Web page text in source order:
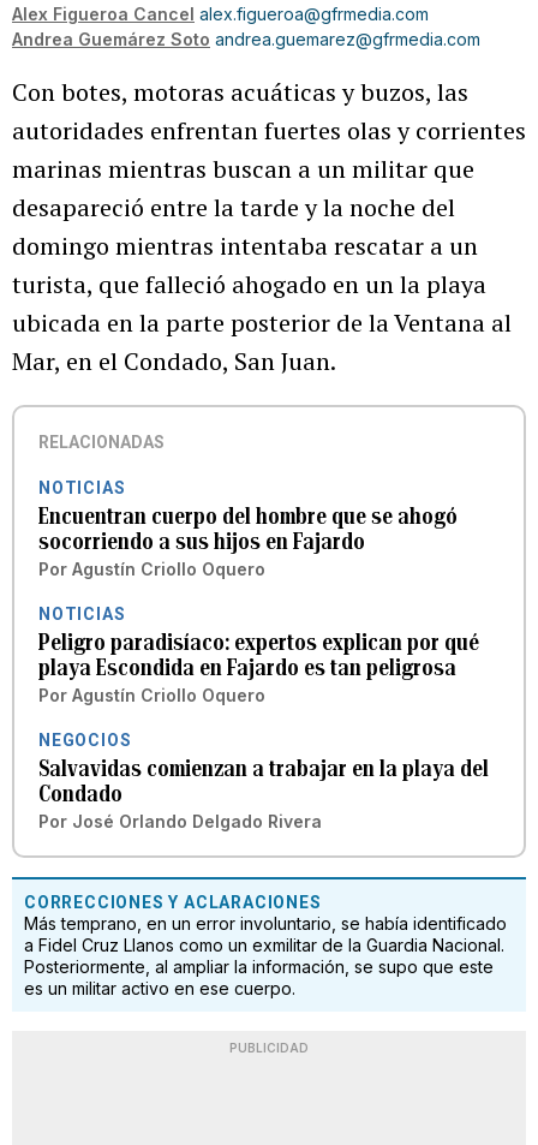
Alex Figueroa Cancel alex.figueroa@gfrmedia.com
Andrea Guemárez Soto andrea.guemarez@gfrmedia.com
Con botes, motoras acuáticas y buzos, las
autoridades enfrentan fuertes olas y corrientes
marinas mientras buscan a un militar que
desapareció entre la tarde y la noche del
domingo mientras intentaba rescatar a un
turista, que falleció ahogado en un la playa
ubicada en la parte posterior de la Ventana al
Mar, en el Condado, San Juan.
RELACIONADAS
NOTICIAS
Encuentran cuerpo del hombre que se ahogó
socorriendo a sus hijos en Fajardo
Por Agustín Criollo Oquero
NOTICIAS
Peligro paradisíaco: expertos explican por qué
playa Escondida en Fajardo es tan peligrosa
Por Agustín Criollo Oquero
NEGOCIOS
Salvavidas comienzan a trabajar en la playa del
Condado
Por José Orlando Delgado Rivera
CORRECCIONES Y ACLARACIONES
Más temprano, en un error involuntario, se había identificado
a Fidel Cruz Llanos como un exmilitar de la Guardia Nacional.
Posteriormente, al ampliar la información, se supo que este
es un militar activo en ese cuerpo.
PUBLICIDAD